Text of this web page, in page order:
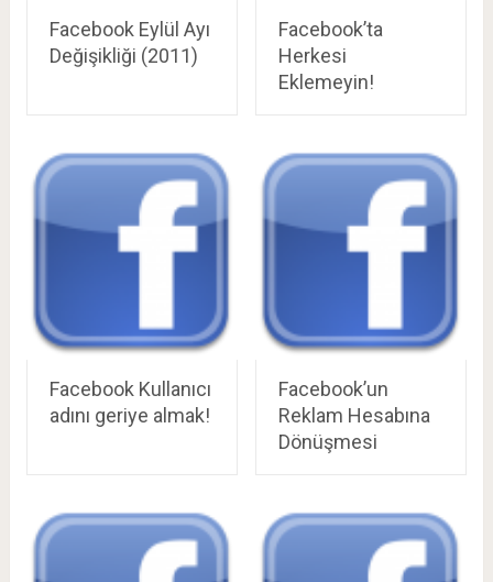
Facebook Eylül Ayı
Değişikliği (2011)
Facebook’ta
Herkesi
Eklemeyin!
Facebook Kullanıcı
adını geriye almak!
Facebook’un
Reklam Hesabına
Dönüşmesi